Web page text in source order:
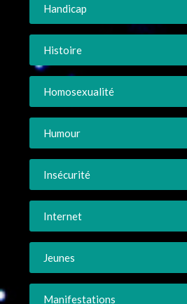
Handicap
Histoire
Homosexualité
Humour
Insécurité
Internet
Jeunes
Manifestations